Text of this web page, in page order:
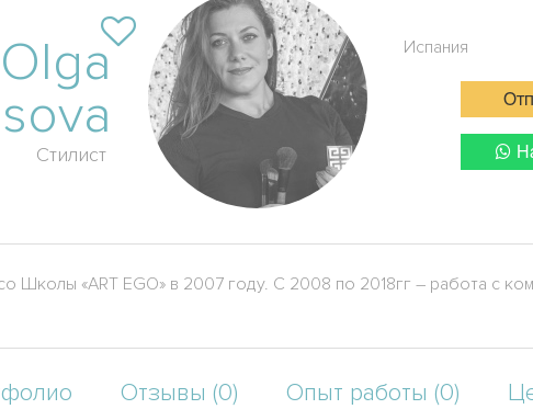
Olga
Стилист
Испания
Школы «ART EGO» в 2007 году. С 2008 по 2018гг – работа с
Отзывы (0) Опыт работы (0)